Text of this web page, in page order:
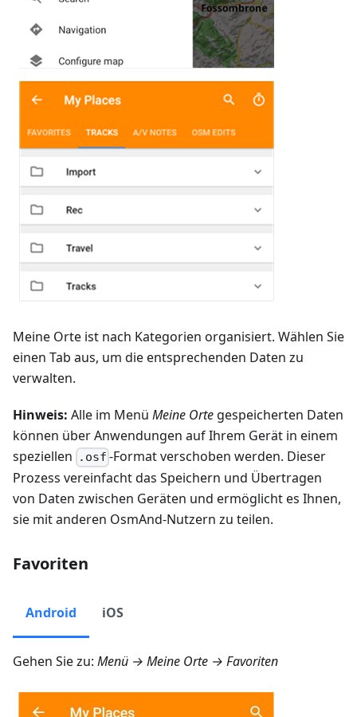
Meine Orte ist nach Kategorien organisiert. Wählen Sie
einen Tab aus, um die entsprechenden Daten zu
verwalten.
Hinweis: Alle im Menü Meine Orte gespeicherten Daten
können über Anwendungen auf Ihrem Gerät in einem
speziellen
.osf -Format verschoben werden. Dieser
Prozess vereinfacht das Speichern und Übertragen
von Daten zwischen Geräten und ermöglicht es Ihnen,
sie mit anderen OsmAnd-Nutzern zu teilen.
Favoriten
Android iOS
Gehen Sie zu: Menü → Meine Orte → Favoriten